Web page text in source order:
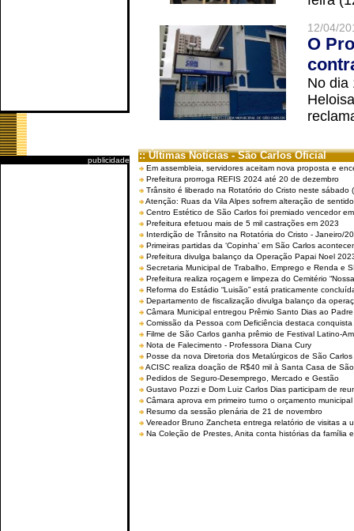
publicidade
12/04/
O
No dia
:: Últimas Notícias - São Carlos Oficial
Em assembleia, servidores aceitam nova proposta e
Prefeitura prorroga REFIS 2024 até 20 de dezembro
Trânsito é liberado na Rotatório do Cristo neste sábado
Atenção: Ruas da Vila Alpes sofrem alteração de
Centro Estético de São Carlos foi premiado vencedor
Prefeitura efetuou mais de 5 mil castrações em 2023
Interdição de Trânsito na Rotatória do Cristo - Janeiro/
Primeiras partidas da ‘Copinha’ em São Carlos
Prefeitura divulga balanço da Operação Papai Noel
Secretaria Municipal de Trabalho, Emprego e Renda e
Prefeitura realiza roçagem e limpeza do Cemitério
Reforma do Estádio “Luisão” está praticamente
Departamento de fiscalização divulga balanço da
Câmara Municipal entregou Prêmio Santo Dias ao
Comissão da Pessoa com Deficiência destaca
Filme de São Carlos ganha prêmio de Festival Latino-
Nota de Falecimento - Professora Diana Cury
Posse da nova Diretoria dos Metalúrgicos de São
ACISC realiza doação de R$40 mil à Santa Casa de
Pedidos de Seguro-Desemprego, Mercado e Gestão
Gustavo Pozzi e Dom Luiz Carlos Dias participam de
Câmara aprova em primeiro turno o orçamento
Resumo da sessão plenária de 21 de novembro
Vereador Bruno Zancheta entrega relatório de visitas a
Na Coleção de Prestes, Anita conta histórias da família